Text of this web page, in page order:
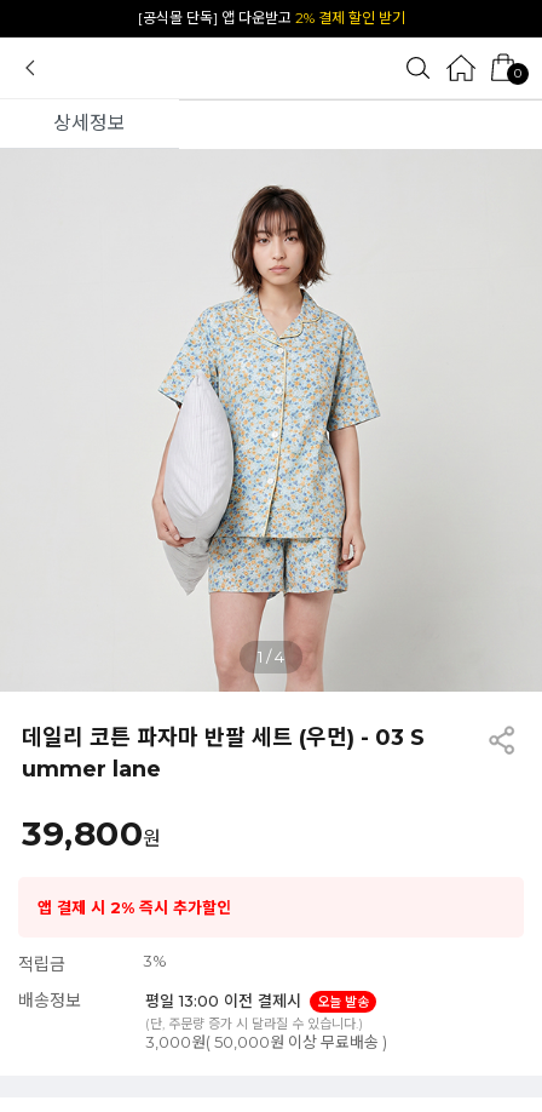
카카오 플친 추가하면1천원 즉시 할인 쿠폰
0
상세정보
1 /4
데일리 코튼 파자마 반팔 세트 (우먼) - 03 S
ummer lane
39,800원
앱 결제 시 2% 즉시 추가할인
적립금 3%
배송정보 평일 13:00 이전 결제시
오늘 발송
(단, 주문량 증가 시 달라질 수 있습니다.)
3,000원( 50,000원 이상 무료배송 )